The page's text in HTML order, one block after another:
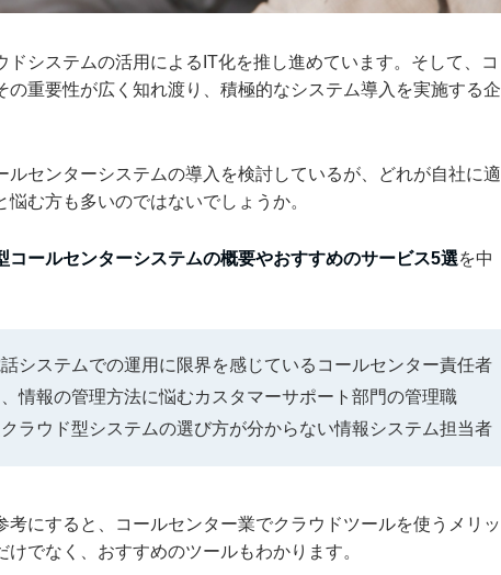
ドシステムの活用によるIT化を推し進めています。そして、コ
の重要性が広く知れ渡り、積極的なシステム導入を実施する企
ルセンターシステムの導入を検討しているが、どれが自社に適
悩む方も多いのではないでしょうか。
コールセンターシステムの概要やおすすめのサービス5選を中
システムでの運用に限界を感じているコールセンター責任者
情報の管理方法に悩むカスタマーサポート部門の管理職
ラウド型システムの選び方が分からない情報システム担当者
考にすると、コールセンター業でクラウドツールを使うメリッ
けでなく、おすすめのツールもわかります。